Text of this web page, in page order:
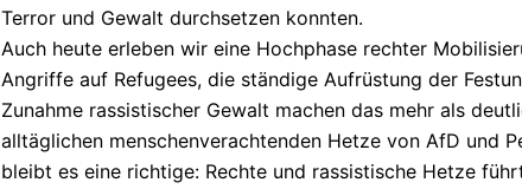
Terror und Gewalt durchsetzen konnten.
Auch heute erleben wir eine Hochphase rechter
Angriffe auf Refugees, die ständige Aufrüstung der
Zunahme rassistischer Gewalt machen das mehr als
alltäglichen menschenverachtenden Hetze von AfD und
bleibt es eine richtige: Rechte und rassistische Hetze